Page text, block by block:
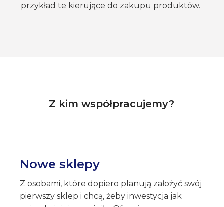
przykład te kierujące do zakupu produktów.
Z kim współpracujemy?
Nowe sklepy
Z osobami, które dopiero planują założyć swój
pierwszy sklep i chcą, żeby inwestycja jak